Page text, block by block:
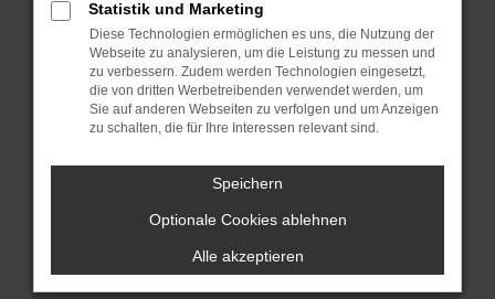
Betriebssystem auf dem neuesten Stand
sind.
Veraltete Software birgt nicht nur ein
Sicherheitsrisiko, sondern kann auch dazu
führen, dass bestimmte Funktionen nicht mehr
unterstützt werden.
Wende dich an den Webseitenbetreiber.
Wenn du alle oben genannten Schritte versucht
hast, kontaktiere uns bitte. Wir werden
versuchen, das Problem zu beheben. Du kannst
uns diesen Text schicken, um uns bei der
Statistik und Marketing
Diese Technologien ermöglichen es uns, die Nutzung der
Webseite zu analysieren, um die Leistung zu messen und
zu verbessern. Zudem werden Technologien eingesetzt,
die von dritten Werbetreibenden verwendet werden, um
Sie auf anderen Webseiten zu verfolgen und um Anzeigen
zu schalten, die für Ihre Interessen relevant sind.
Speichern
Optionale Cookies ablehnen
Alle akzeptieren